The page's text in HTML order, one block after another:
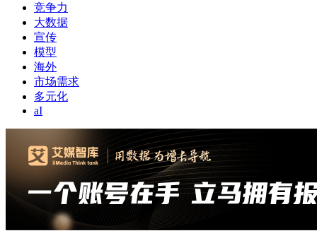
竞争力
大数据
宣传
模型
海外
市场需求
多元化
aI